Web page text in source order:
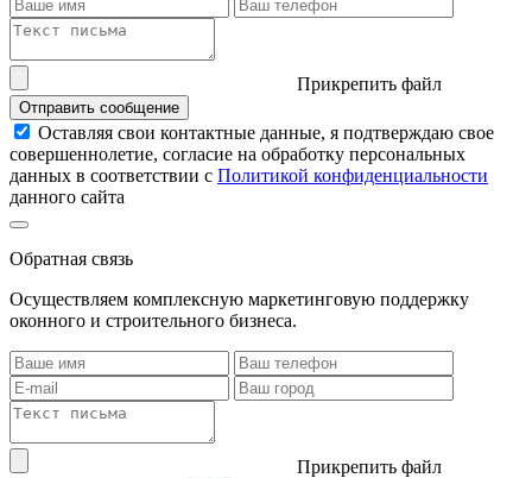
Прикрепить файл
Отправить сообщение
Оставляя свои контактные данные, я подтверждаю свое
совершеннолетие, согласие на обработку персональных
данных в соответствии с Политикой конфиденциальности
данного сайта
Обратная связь
Осуществляем комплексную маркетинговую поддержку
оконного и строительного бизнеса.
Прикрепить файл